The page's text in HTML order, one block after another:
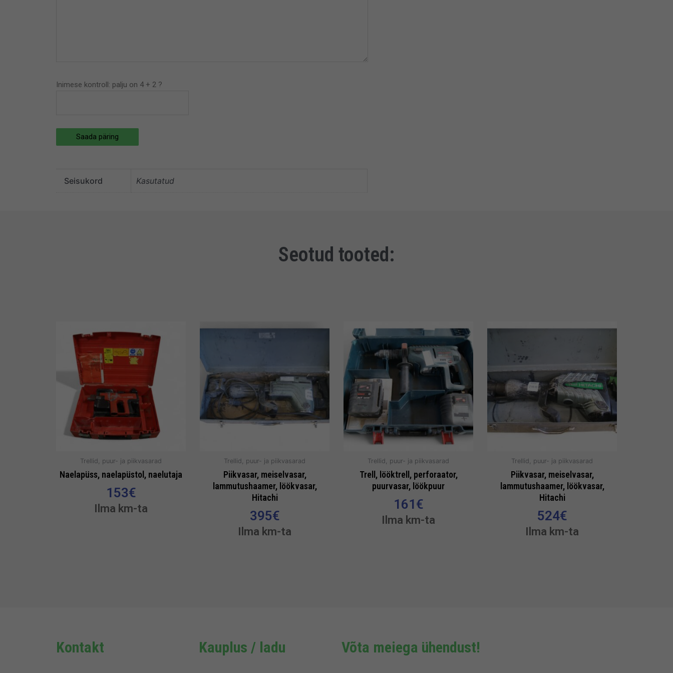
Inimese kontroll: palju on 4 + 2 ?
Saada päring
Seisukord Kasutatud
Seotud tooted:
Trellid, puur- ja piikvasarad
Naelapüss, naelapüstol, naelutaja
153€
Ilma km-ta
Trellid, puur- ja piikvasarad
Piikvasar, meiselvasar,
lammutushaamer, löökvasar,
Hitachi
395€
Ilma km-ta
Trellid, puur- ja piikvasarad
Trell, lööktrell, perforaator,
puurvasar, löökpuur
161€
Ilma km-ta
Trellid, puur- ja piikvasarad
Piikvasar, meiselvasar,
lammutushaamer, löökvasar,
Hitachi
524€
Ilma km-ta
Kontakt Kauplus / ladu Võta meiega ühendust!